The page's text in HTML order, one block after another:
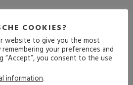
EPISODE
COOKIES?
website to give you the most
your preferences and
“Accept”, you consent to the use
information.